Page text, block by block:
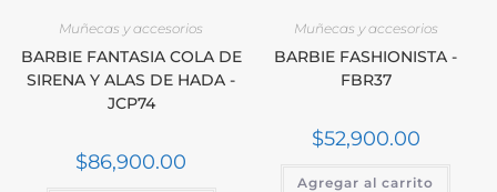
Muñecas y accesorios
BARBIE FANTASIA COLA DE
SIRENA Y ALAS DE HADA -
JCP74
$86,900.00
Muñecas y accesorios
BARBIE FASHIONISTA -
FBR37
$52,900.00
Agregar al carrito